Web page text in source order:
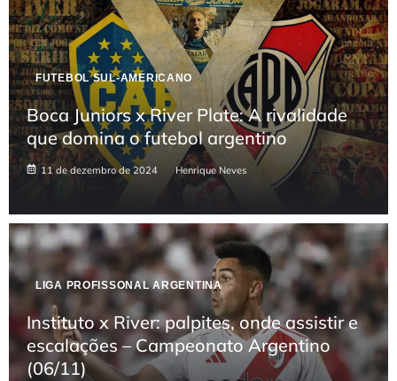
FUTEBOL SUL-AMERICANO
Boca Juniors x River Plate: A rivalidade
que domina o futebol argentino
11 de dezembro de 2024 Henrique Neves
LIGA PROFISSONAL ARGENTINA
Instituto x River: palpites, onde assistir e
escalações – Campeonato Argentino
(06/11)